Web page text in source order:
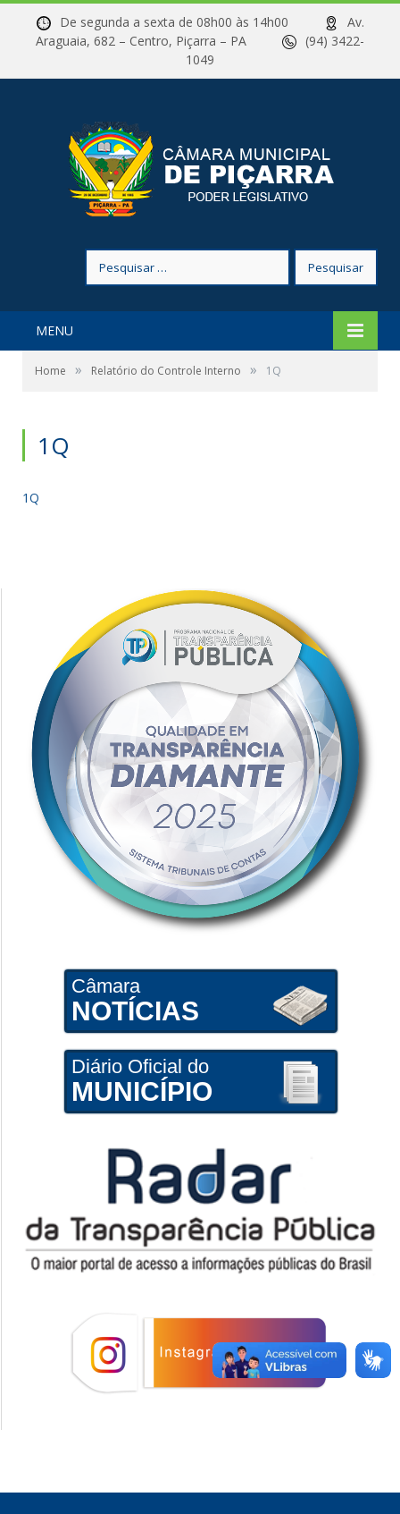
De segunda a sexta de 08h00 às 14h00
Av.
Araguaia, 682 – Centro, Piçarra – PA
(94) 3422-
1049
por:
MENU
Home » Relatório do Controle Interno » 1Q
1Q
1Q
Câmara
NOTÍCIAS
Diário Oficial do
MUNICÍPIO